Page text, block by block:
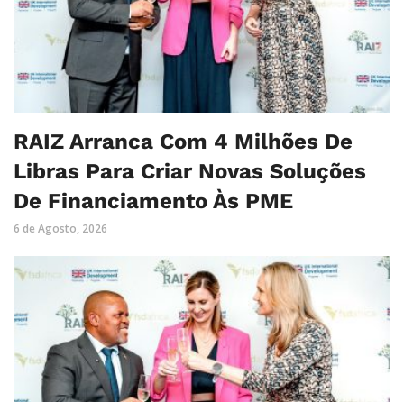
RAIZ Arranca Com 4 Milhões De
Libras Para Criar Novas Soluções
De Financiamento Às PME
6 de Agosto, 2026